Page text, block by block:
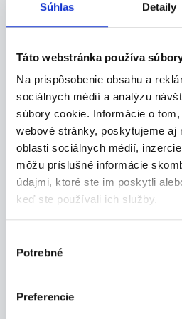
Súhlas Detaily
Táto webstránka používa
Na prispôsobenie obsahu a
sociálnych médií a analýzu
súbory cookie. Informácie o
webové stránky, poskytujeme aj
oblasti sociálnych médií,
môžu príslušné informácie
údajmi, ktoré ste im poskytli
keď ste používali ich služby.
súhlasu
Potrebné
Preferencie
Termín 10.08.
rozvoze
Hľadáme mužov na prácu
tov...
Prešov
P. J. Servis, s. r. o.
rozvoze